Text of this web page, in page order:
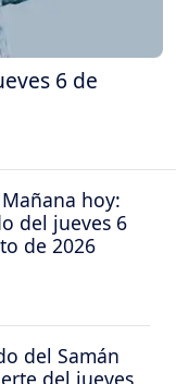
6 de
hoy:
del jueves 6
de 2026
del Samán
del jueves